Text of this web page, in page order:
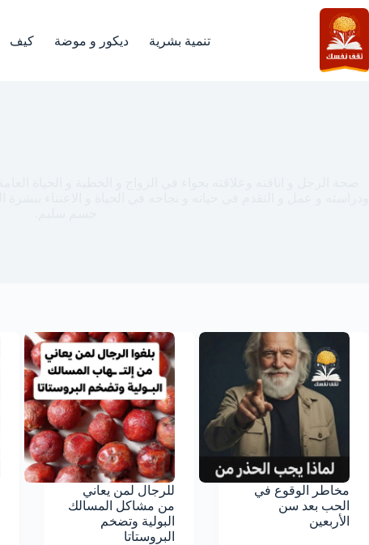
التجاوز
إلى
المحتوى
تنمية بشرية ديكور و موضة كيف
مخاطر الوقوع في
الحب بعد سن
الأربعين
للرجال لمن يعاني
من مشاكل المسالك
البولية وتضخم
البروستاتا